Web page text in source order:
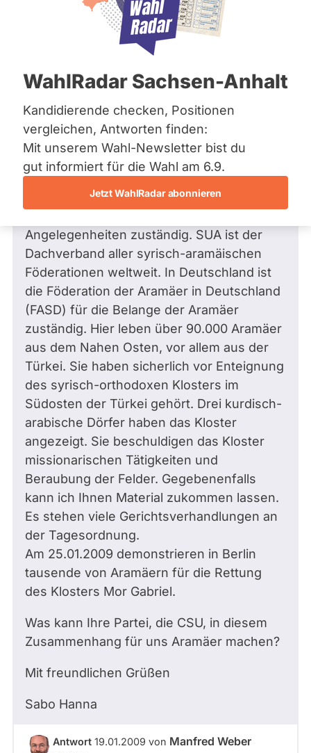
Bremen
Hamburg
Mecklenburg-Vorpommern
Nordrhein-Westfalen
Saarland
Sachsen
Sachsen-Anhalt
Sachsen-Anhalt
Schleswig-Holstein
Thüringen
Archiv
Über uns
Spenden
WahlRadar Sachsen-Anhalt
Kandidierende checken, Positionen
vergleichen, Antworten finden:
Mit unserem Wahl-Newsletter bist du
gut informiert für die Wahl am 6.9.
Jetzt WahlRadar abonnieren
15.01.2009
Frage an Manfred Weber von
Sabo H.
bezüglich Gesellschaftspolitik, soziale
Gruppen
Sehr geehrter Herr Weber,
ich heiße Sabo Hanna, bin Aramäer und
gehöre der syrisch-orthodoxen Kirche von
Antiochien an. Desweiteren bin ich in Syriac
Angelegenheiten zuständig. SUA ist der
Dachverband aller syrisch-aramäischen
Föderationen weltweit. In Deutschland ist
die Föderation der Aramäer in Deutschland
(FASD) für die Belange der Aramäer
zuständig. Hier leben über 90.000 Aramäer
aus dem Nahen Osten, vor allem aus der
Türkei. Sie haben sicherlich vor Enteignung
des syrisch-orthodoxen Klosters im
Südosten der Türkei gehört. Drei kurdisch-
arabische Dörfer haben das Kloster
angezeigt. Sie beschuldigen das Kloster
missionarischen Tätigkeiten und
Beraubung der Felder. Gegebenenfalls
kann ich Ihnen Material zukommen lassen.
Es stehen viele Gerichtsverhandlungen an
der Tagesordnung.
Am 25.01.2009 demonstrieren in Berlin
tausende von Aramäern für die Rettung
des Klosters Mor Gabriel.
Was kann Ihre Partei, die CSU, in diesem
Zusammenhang für uns Aramäer machen?
Mit freundlichen Grüßen
Sabo Hanna
Antwort 19.01.2009 von Manfred Weber